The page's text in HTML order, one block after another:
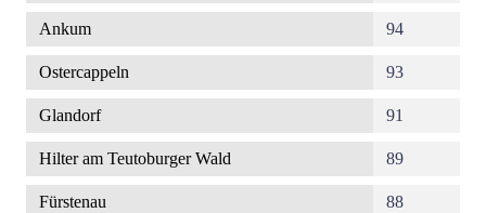
Ankum 94
Ostercappeln 93
Glandorf 91
Hilter am Teutoburger Wald 89
Fürstenau 88